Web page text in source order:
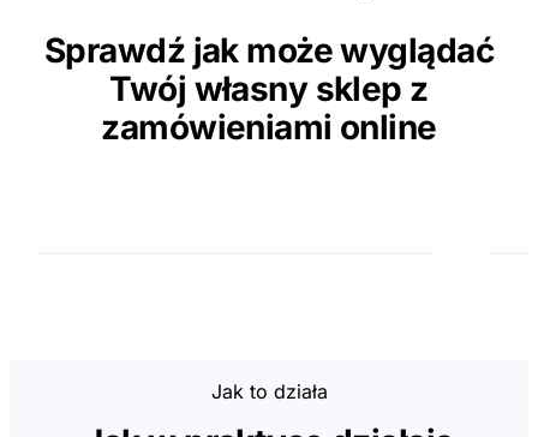
Sprawdź jak może wyglądać
Twój własny sklep z
zamówieniami online
Jak to działa